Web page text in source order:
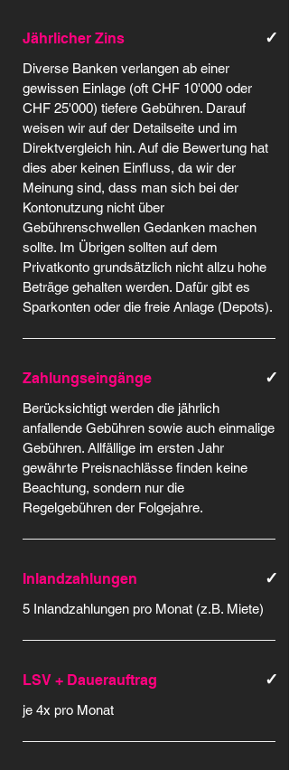
Jährlicher Zins ✓
Diverse Banken verlangen ab einer
gewissen Einlage (oft CHF 10'000 oder
CHF 25'000) tiefere Gebühren. Darauf
weisen wir auf der Detailseite und im
Direktvergleich hin. Auf die Bewertung hat
dies aber keinen Einfluss, da wir der
Meinung sind, dass man sich bei der
Kontonutzung nicht über
Gebührenschwellen Gedanken machen
sollte. Im Übrigen sollten auf dem
Privatkonto grundsätzlich nicht allzu hohe
Beträge gehalten werden. Dafür gibt es
Sparkonten oder die freie Anlage (Depots).
Zahlungseingänge ✓
Berücksichtigt werden die jährlich
anfallende Gebühren sowie auch einmalige
Gebühren. Allfällige im ersten Jahr
gewährte Preisnachlässe finden keine
Beachtung, sondern nur die
Regelgebühren der Folgejahre.
Inlandzahlungen ✓
5 Inlandzahlungen pro Monat (z.B. Miete)
LSV + Dauerauftrag ✓
je 4x pro Monat